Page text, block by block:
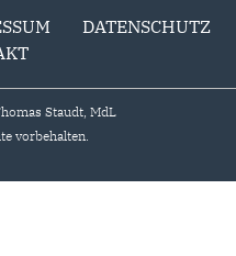
DATENSCHUTZ
Staudt, MdL
vorbehalten.